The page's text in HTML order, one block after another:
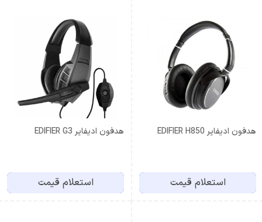
هدفون ادیفایر EDIFIER H850
استعلام قیمت
هدفون ادیفایر EDIFIER G3
استعلام قیمت